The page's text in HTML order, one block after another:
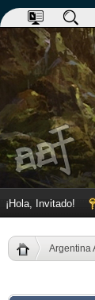
¡Hola, Invitado!
Argentina